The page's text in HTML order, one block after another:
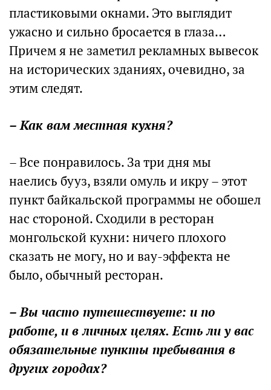
пластиковыми окнами. Это выглядит
ужасно и сильно бросается в глаза…
Причем я не заметил рекламных вывесок
на исторических зданиях, очевидно, за
этим следят.
– Как вам местная кухня?
– Все понравилось. За три дня мы
наелись бууз, взяли омуль и икру – этот
пункт байкальской программы не обошел
нас стороной. Сходили в ресторан
монгольской кухни: ничего плохого
сказать не могу, но и вау-эффекта не
было, обычный ресторан.
– Вы часто путешествуете: и по
работе, и в личных целях. Есть ли у вас
обязательные пункты пребывания в
других городах?